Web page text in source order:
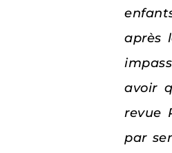
après
avoir
revue
par